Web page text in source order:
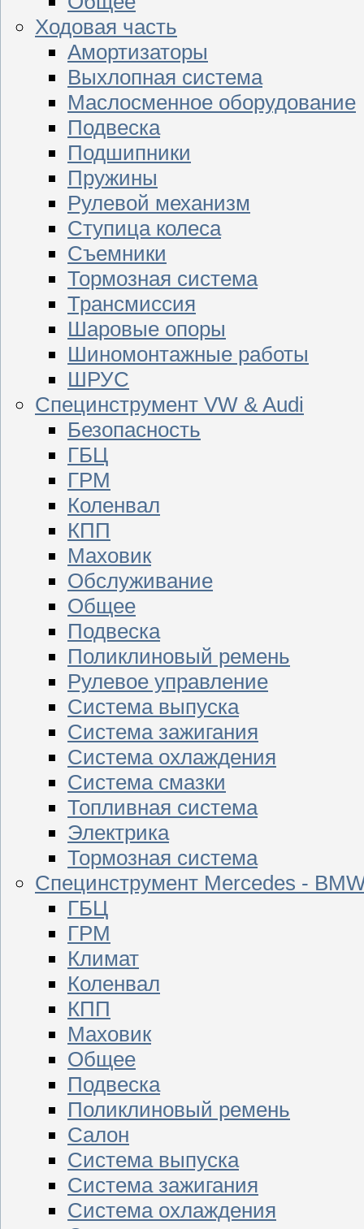
Ходовая часть
Амортизаторы
Выхлопная система
Маслосменное оборудование
Подвеска
Подшипники
Пружины
Рулевой механизм
Ступица колеса
Съемники
Тормозная система
Трансмиссия
Шаровые опоры
Шиномонтажные работы
ШРУС
Специнструмент VW & Audi
Безопасность
ГБЦ
ГРМ
Коленвал
КПП
Маховик
Обслуживание
Общее
Подвеска
Поликлиновый ремень
Рулевое управление
Система выпуска
Система зажигания
Система охлаждения
Система смазки
Топливная система
Электрика
Тормозная система
Специнструмент Mercedes -
ГБЦ
ГРМ
Климат
Коленвал
КПП
Маховик
Общее
Подвеска
Поликлиновый ремень
Салон
Система выпуска
Система зажигания
Система охлаждения